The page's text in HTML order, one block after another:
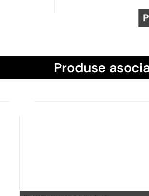
Produse